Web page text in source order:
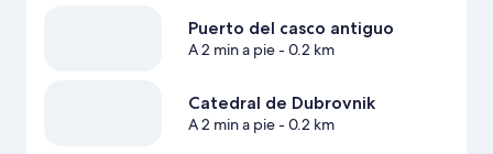
Puerto del casco antiguo
A 2 min a pie- 0.2 km
Catedral de Dubrovnik
A 2 min a pie- 0.2 km